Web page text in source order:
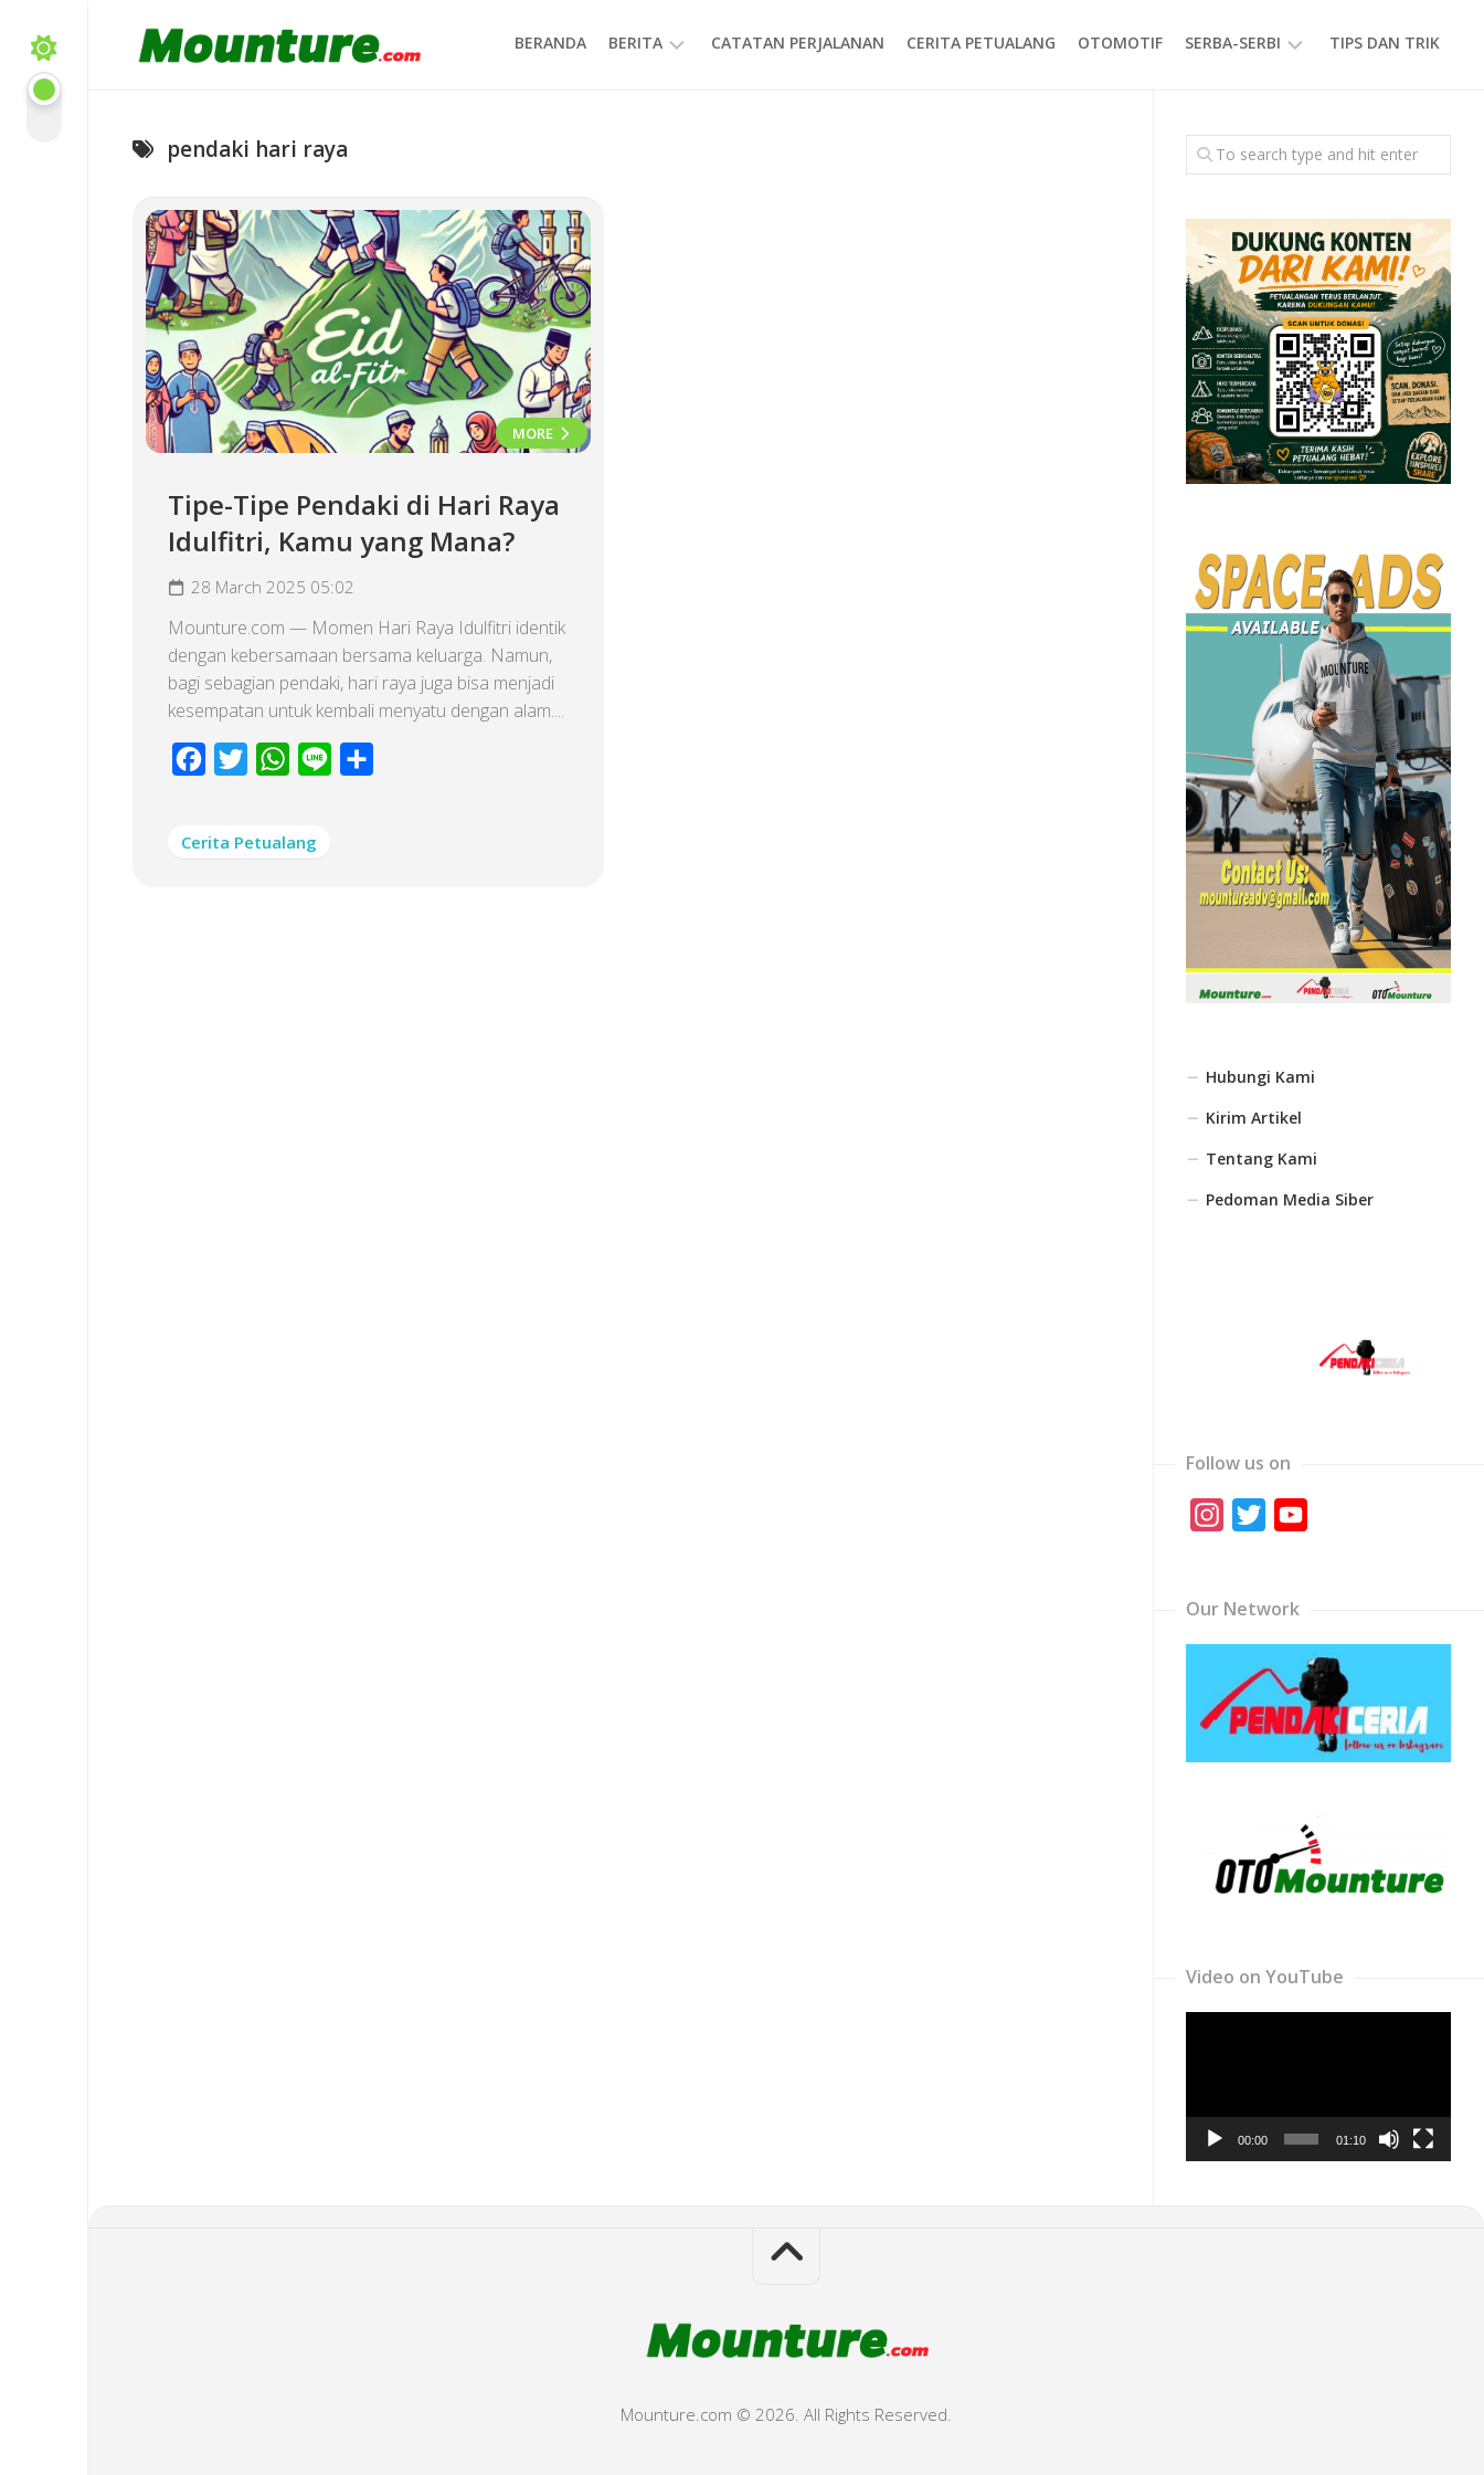
content
BERANDA BERITA CATATAN PERJALANAN CERITA PETUALANG OTOMOTIF SERBA-SERBI
GAYA
HIDUP
TIPS DAN TRIK
pendaki hari raya
MORE
Tipe-Tipe Pendaki di Hari Raya
Idulfitri, Kamu yang Mana?
28 March 2025 05:02
Mounture.com — Momen Hari Raya Idulfitri identik
dengan kebersamaan bersama keluarga. Namun,
bagi sebagian pendaki, hari raya juga bisa menjadi
kesempatan untuk kembali menyatu dengan alam....
Facebook
Twitter WhatsApp
Line
Cerita Petualang
Hubungi Kami
Kirim Artikel
Tentang Kami
Pedoman Media Siber
Follow us on
Instagram
Twitter
Our Network
Video on YouTube
00:00 01:10
Mounture.com © 2026. All Rights Reserved.